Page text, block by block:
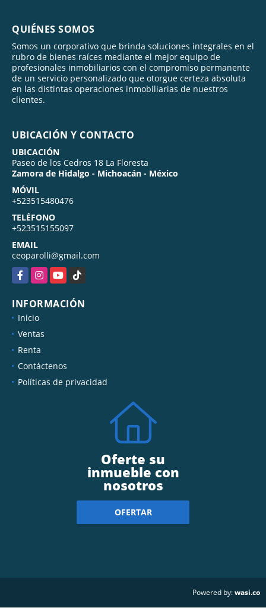
QUIÉNES SOMOS
Somos un corporativo que brinda soluciones integrales en el
rubro de bienes raíces mediante el mejor equipo de
profesionales inmobiliarios con el compromiso permanente
de un servicio personalizado que otorgue certeza absoluta
en las distintas operaciones inmobiliarias de nuestros
clientes.
UBICACIÓN Y CONTACTO
UBICACIÓN
Paseo de los Cedros 18 La Floresta
Zamora de Hidalgo - Michoacán - México
MÓVIL
+523515480476
TELÉFONO
+523515155097
EMAIL
ceoparolli@gmail.com
INFORMACIÓN
Inicio
Ventas
Renta
Contáctenos
Oferte su
inmueble con
nosotros
OFERTAR
Powered by:wasi.co